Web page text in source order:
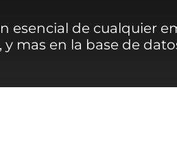
esencial de cualquier
y mas en la base de